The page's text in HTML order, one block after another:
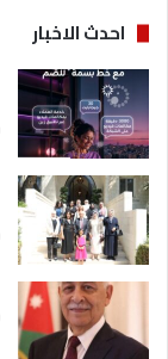
احدث الاخبار